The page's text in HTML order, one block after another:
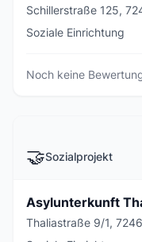
Schillerstraße 125,
Soziale Einrichtung
Noch keine
🤝Sozialprojekt
Asylunterkunft
Thaliastraße 9/1,